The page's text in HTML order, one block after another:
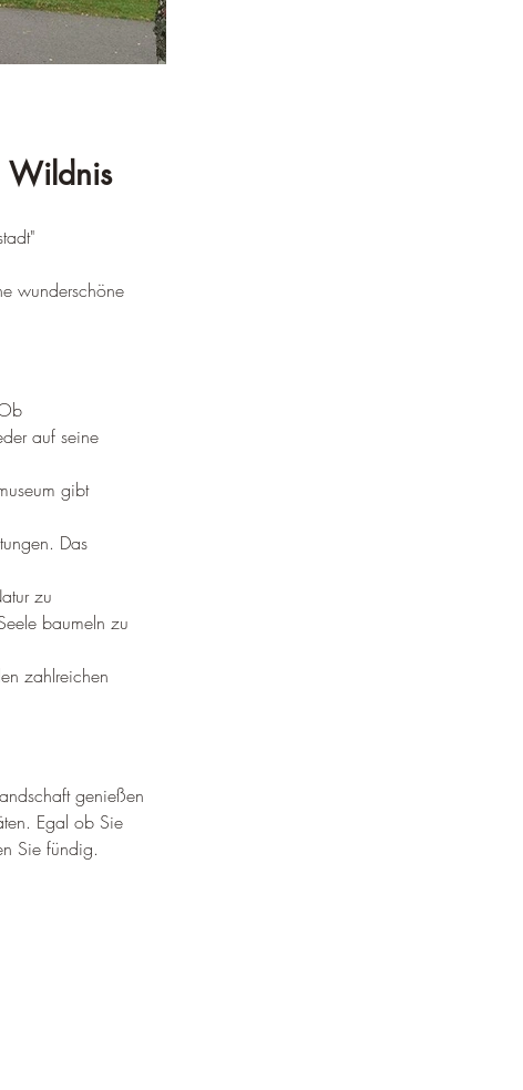
Wildnis
wunderschöne
auf seine
gibt
Das
zu
baumeln zu
zahlreichen
genießen
Egal ob Sie
Sie fündig.